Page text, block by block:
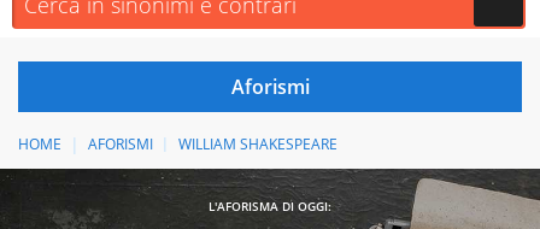
HOME AFORISMI WILLIAM SHAKESPEARE
L'AFORISMA DI OGGI: